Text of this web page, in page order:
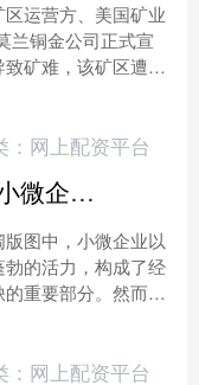
运营方、美国矿业
兰铜金公司正式宣
矿难，该矿区遭
今年第三季度铜销
面复工....
网上配资平台
寻钱网配资 小微企业必看！这笔钱提前半年到手，经营现金流轻松“回血”
图中，小微企业以
的活力，构成了经
重要部分。然而，
中，常面临资金紧
等诸多....
网上配资平台